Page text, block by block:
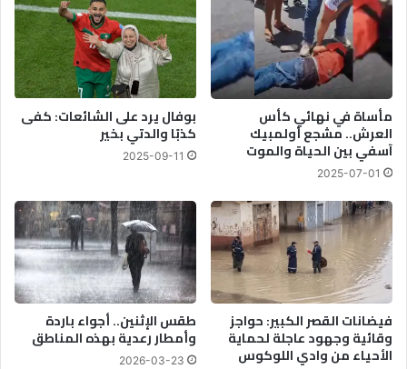
مأساة في نهائي كأس
العرش.. مشجع أولمبيك
آسفي بين الحياة والموت
2025-07-01
بوفال يرد على الشائعات: كفى
كذبًا والدتي بخير
2025-09-11
فيضانات القصر الكبير: حواجز
وقائية وجهود عاجلة لحماية
الأحياء من وادي اللوكوس
طقس الإثنين.. أجواء باردة
وأمطار رعدية بهذه المناطق
2026-03-23